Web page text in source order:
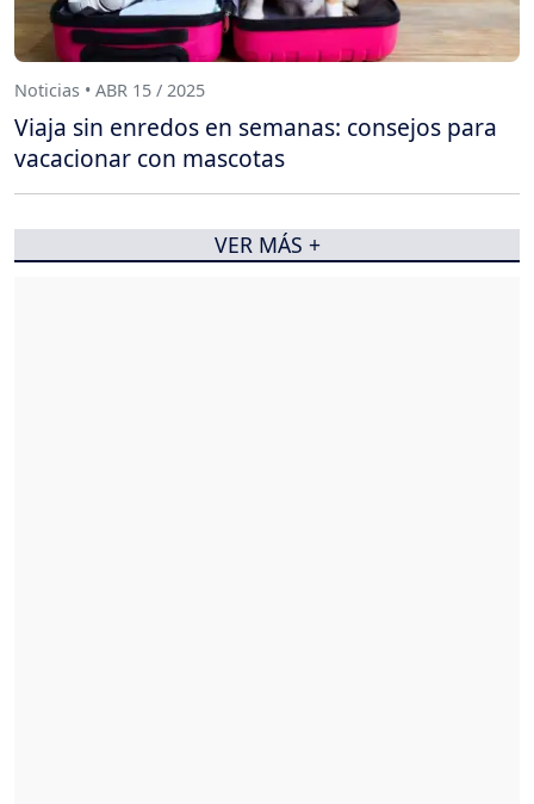
Noticias • ABR 15 / 2025
Viaja sin enredos en semanas: consejos para
vacacionar con mascotas
VER MÁS +